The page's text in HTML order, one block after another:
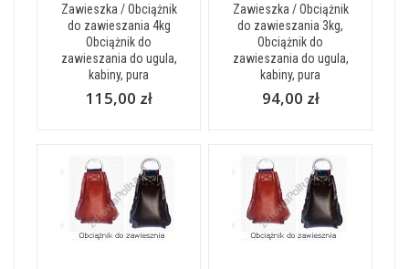
Zawieszka / Obciążnik
do zawieszania 4kg
Obciążnik do
zawieszania do ugula,
kabiny, pura
115,00 zł
Zawieszka / Obciążnik
do zawieszania 3kg,
Obciążnik do
zawieszania do ugula,
kabiny, pura
94,00 zł